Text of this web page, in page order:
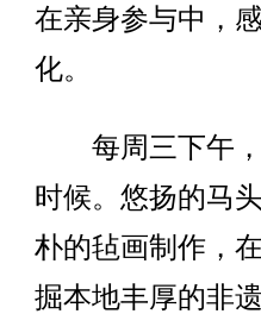
在亲身参与中，
化。
每周三下午，
时候。悠扬的马
朴的毡画制作，
掘本地丰厚的非